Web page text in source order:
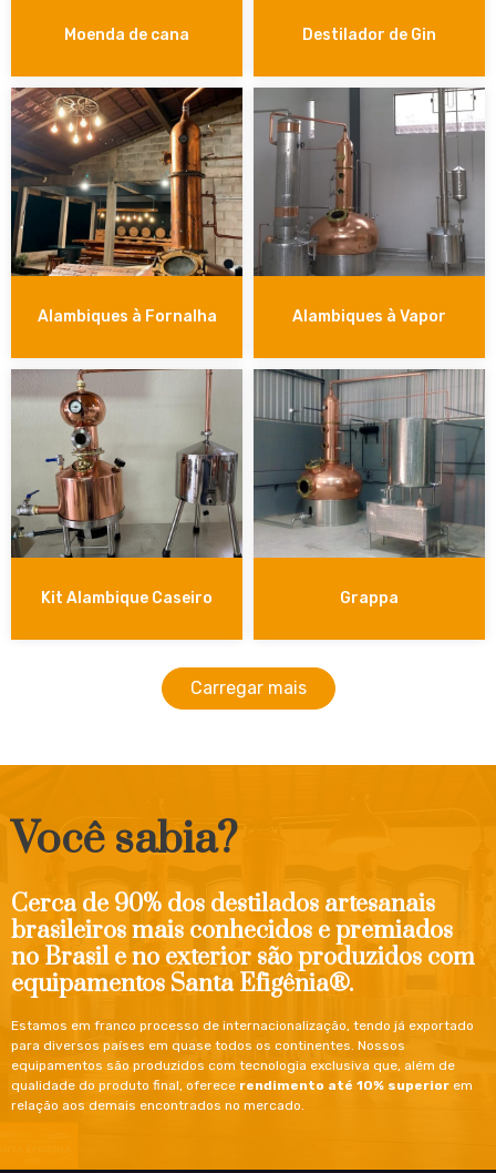
Moenda de cana Destilador de Gin
Alambiques à Fornalha Alambiques à Vapor
Kit Alambique Caseiro Grappa
Carregar mais
Você sabia?
Cerca de 90% dos destilados artesanais
brasileiros mais conhecidos e premiados
no Brasil e no exterior são produzidos com
equipamentos Santa Efigênia®.
Estamos em franco processo de internacionalização, tendo já exportado
para diversos países em quase todos os continentes. Nossos
equipamentos são produzidos com tecnologia exclusiva que, além de
qualidade do produto final, oferece rendimento até 10% superior em
relação aos demais encontrados no mercado.